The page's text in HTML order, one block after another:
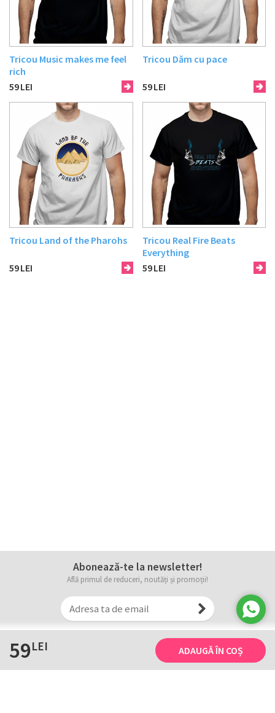
59LEI ADAUGĂ ÎN COȘ
Tricou Music makes me feel
rich
59LEI
Tricou Dăm cu pace
59LEI
Tricou Land of the Pharohs
59LEI
Tricou Real Fire Beats
Everything
59LEI
Abonează-te la newsletter!
Află primul de reduceri, noutăți și promoții!
Tricourile noastre